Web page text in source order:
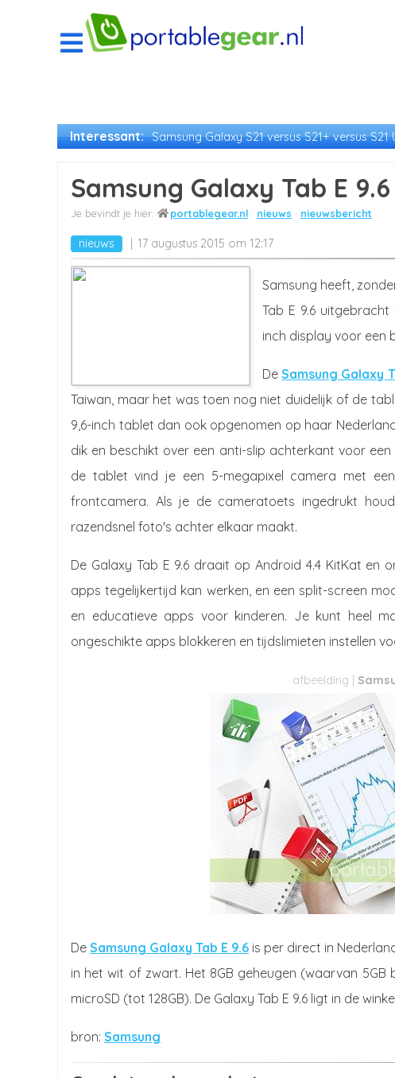
Interessant: Samsung Galaxy S21 versus S21+ versus S21
Samsung Galaxy Tab E
portablegear.nl nieuws nieuwsbericht
nieuws 17 augustus 2015 om 12:17
Samsung heeft,
Tab E 9.6
inch display voor een
DeSamsung Galaxy
Taiwan, maar het was toen nog niet duidelijk of de
9,6-inch tablet dan ook opgenomen op haar
dik en beschikt over een anti-slip achterkant voor
de tablet vind je een 5-megapixel camera met
frontcamera. Als je de cameratoets ingedrukt
razendsnel foto's achter elkaar maakt.
De Galaxy Tab E 9.6 draait op Android 4.4 KitKat en
apps tegelijkertijd kan werken, en een split-screen
en educatieve apps voor kinderen. Je kunt heel
ongeschikte apps blokkeren en tijdslimieten instellen
De Samsung Galaxy Tab E 9.6 is per direct in
in het wit of zwart. Het 8GB geheugen (waarvan
microSD (tot 128GB). De Galaxy Tab E 9.6 ligt in de
Samsung